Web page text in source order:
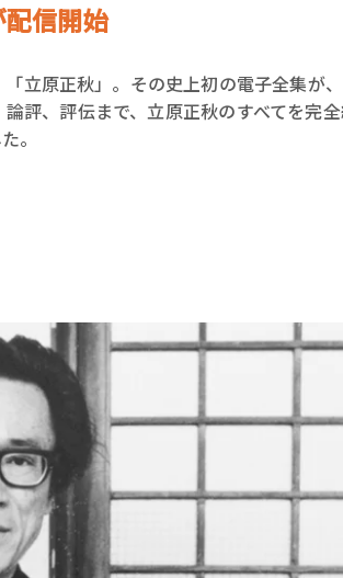
配信開始
立原正秋」。その史上初の電子全集が
評、評伝まで、立原正秋のすべてを完
。